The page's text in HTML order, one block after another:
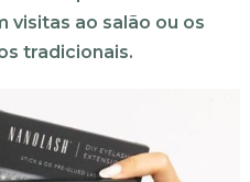
visitas ao salão ou os
tradicionais.